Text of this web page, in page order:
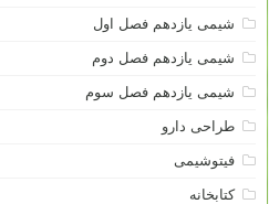
شیمی یازدهم فصل اول
شیمی یازدهم فصل دوم
شیمی یازدهم فصل سوم
طراحی دارو
فیتوشیمی
کتابخانه